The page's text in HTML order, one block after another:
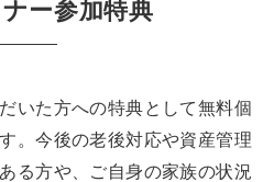
ー参加特典
いた方への特典として無料個
。今後の老後対応や資産管理
る方や、ご自身の家族の状況